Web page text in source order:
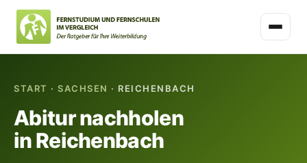
START · SACHSEN · REICHENBACH
Abitur nachholen
in Reichenbach